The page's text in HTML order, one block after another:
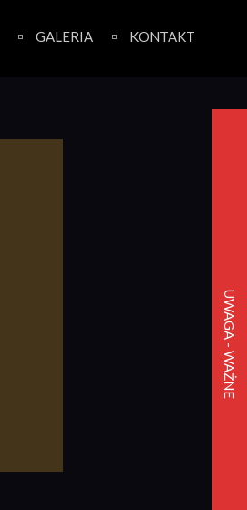
GALERIA KONTAKT
UWAGA - WAŻNE